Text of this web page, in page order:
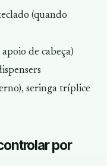
(quando
de cabeça)
seringa tríplice
por